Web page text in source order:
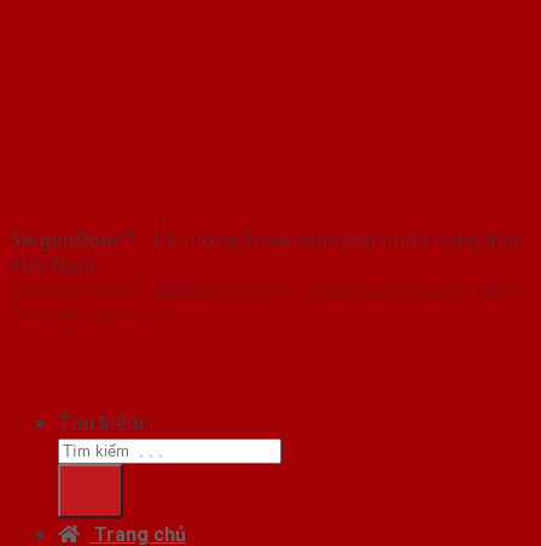
SaigonDoor™ - Hệ thống Showroom cửa nhựa hàng đầu
Việt Nam
Copyright ⓒ 2016 – 2026 SaigonDoor™ - www.bancuanhua.com | Đơn vị
chủ quản SaigonDoor
Tìm kiếm:
Trang chủ